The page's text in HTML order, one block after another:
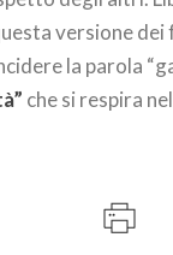
versione
la parola
che si respira